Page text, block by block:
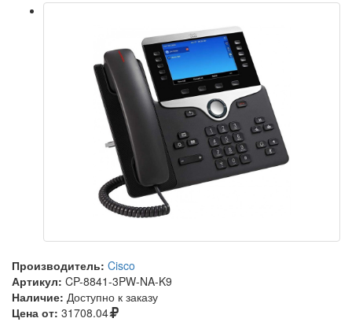
Производитель: Cisco
Артикул: CP-8841-3PW-NA-K9
Наличие: Доступно к заказу
Цена от: 31708.04